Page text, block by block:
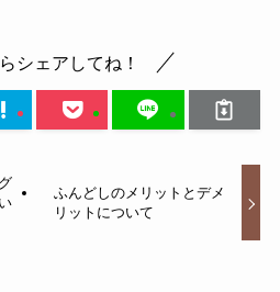
シェアしてね！
ふんどしのメリットとデメ
リットについて